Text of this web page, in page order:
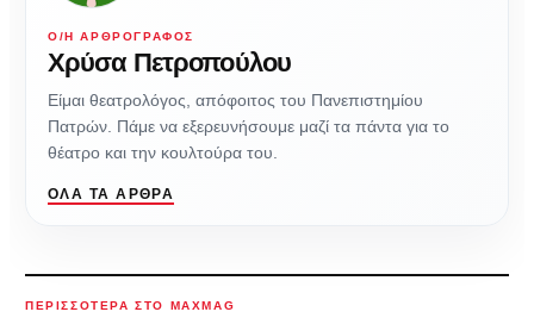
Ο/Η ΑΡΘΡΟΓΡΆΦΟΣ
Χρύσα Πετροπούλου
Είμαι θεατρολόγος, απόφοιτος του Πανεπιστημίου
Πατρών. Πάμε να εξερευνήσουμε μαζί τα πάντα για το
θέατρο και την κουλτούρα του.
ΌΛΑ ΤΑ ΆΡΘΡΑ
ΠΕΡΙΣΣΌΤΕΡΑ ΣΤΟ MAXMAG